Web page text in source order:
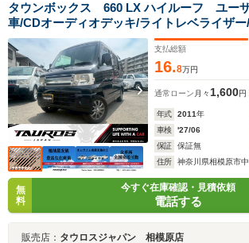
タウンボックス 660 LX ハイルーフ ユー
車/CDオーディオデッキ/ライトレベライザ
ウインドウ/パワーステアリング/フルフラッ
13インチアルミ
支払総額
16.8万円
通常ローン 月々1,600円
年式 2011年
車検
'27/06
保証
保証無
住所
神奈川県相模原市
無
料
今すぐ在庫確認・見積依頼
電話する
販売店： タウロスジャパン 相模原店